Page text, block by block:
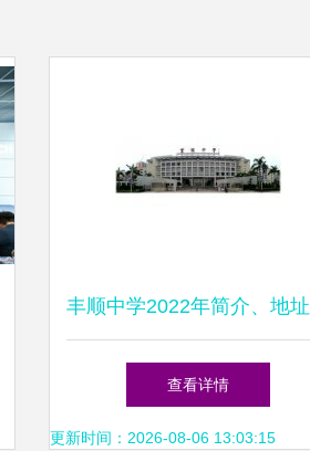
丰顺中学2022年简介、地址
学费及招生信息一览
查看详情
更新时间：2026-08-06 13:03:15